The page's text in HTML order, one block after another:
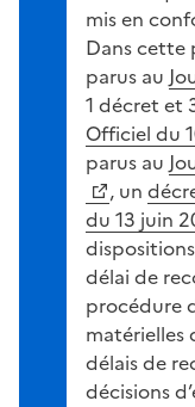
mis en
Dans cette
parus au
1 décret et
Officiel du
parus au
, un
du 13 juin
délai de
procédure
matérielles
délais de
décisions